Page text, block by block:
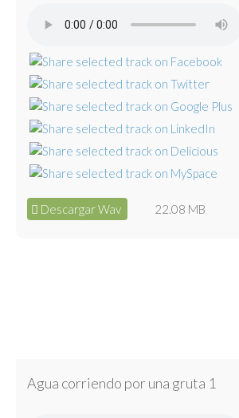
Descargar Wav 22.08 MB
Agua corriendo por una gruta 1